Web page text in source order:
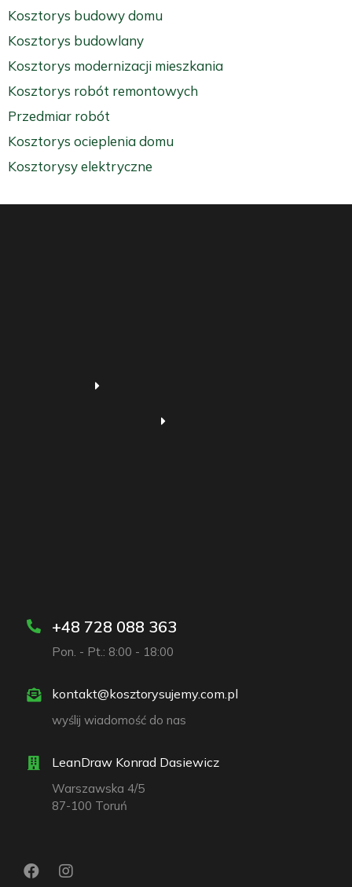
Kosztorys budowy domu
Kosztorys budowlany
Kosztorys modernizacji mieszkania
Kosztorys robót remontowych
Przedmiar robót
Kosztorys ocieplenia domu
Kosztorysy elektryczne
+48 728 088 363
Pon. - Pt.: 8:00 - 18:00
kontakt@kosztorysujemy.com.pl
wyślij wiadomość do nas
LeanDraw Konrad Dasiewicz
Warszawska 4/5
87-100 Toruń